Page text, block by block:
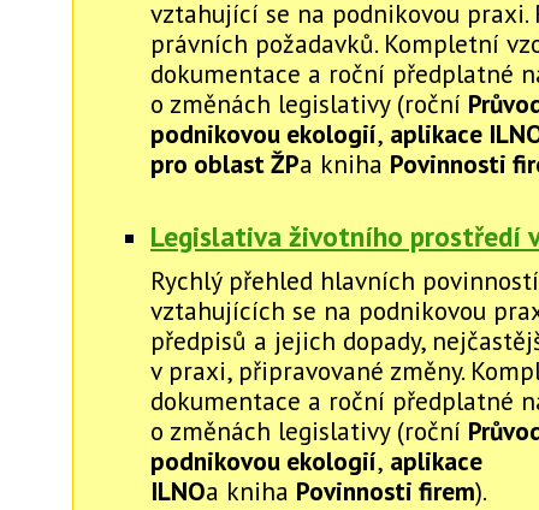
vztahující se na podnikovou praxi.
právních požadavků. Kompletní
dokumentace a roční předplatné
o změnách legislativy (roční
podnikovou ekologií, aplikace
pro oblast ŽPa kniha Povinnosti
Legislativa životního prostředí
Rychlý přehled hlavních
vztahujících se na podnikovou
předpisů a jejich dopady,
v praxi, připravované změny.
dokumentace a roční předplatné
o změnách legislativy (roční
podnikovou ekologií, aplikace
ILNOa kniha Povinnosti firem).